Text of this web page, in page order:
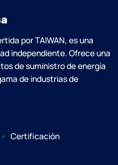
por TAlWAN, es una
independiente. Ofrece una
de suministro de energía
de industrias de
Certificación